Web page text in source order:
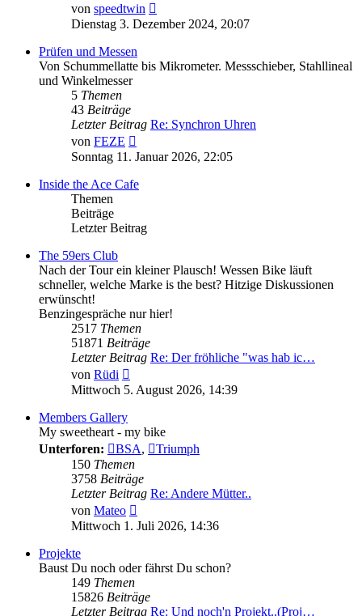
von speedtwin
Beitrag
Dienstag 3. Dezember 2024, 20:07
Prüfen und Messen
Von Schummellatte bis Mikrometer. Messschieber, Stahllineal
und Winkelmesser
5 Themen
43 Beiträge
Letzter Beitrag Re: Synchron Uhren
von FEZE
Beitrag
Sonntag 11. Januar 2026, 22:05
Inside the Ace Cafe
Themen
Beiträge
Letzter Beitrag
The 59ers Club
Nach der Tour ein kleiner Plausch! Wessen Bike läuft
schneller, welche Marke is the best? Hitzige Diskussionen
erwünscht!
Benzingespräche nur hier!
2517 Themen
51871 Beiträge
Letzter Beitrag Re: Der fröhliche "was hab ic…
von Rüdi
Beitrag
Mittwoch 5. August 2026, 14:39
Members Gallery
My sweetheart - my bike
Unterforen:
BSA,
Triumph
150 Themen
3758 Beiträge
Letzter Beitrag Re: Andere Mütter..
von Mateo
Beitrag
Mittwoch 1. Juli 2026, 14:36
Projekte
Baust Du noch oder fährst Du schon?
149 Themen
15826 Beiträge
Letzter Beitrag Re: Und noch'n Projekt..(Proj…